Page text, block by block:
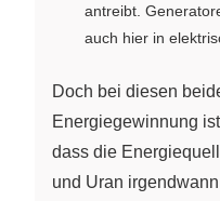
antreibt.
auch hier in
Doch bei diesen
Energiegewinnung
dass die
und Uran